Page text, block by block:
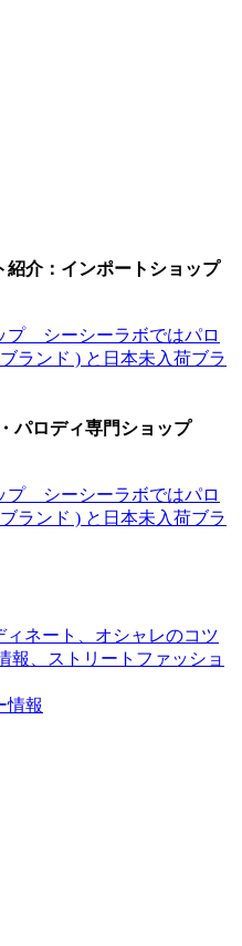
介：インポートショップ
パロディ専門ショップ
ネート、オシャレのコツ
報、ストリートファッショ
情報